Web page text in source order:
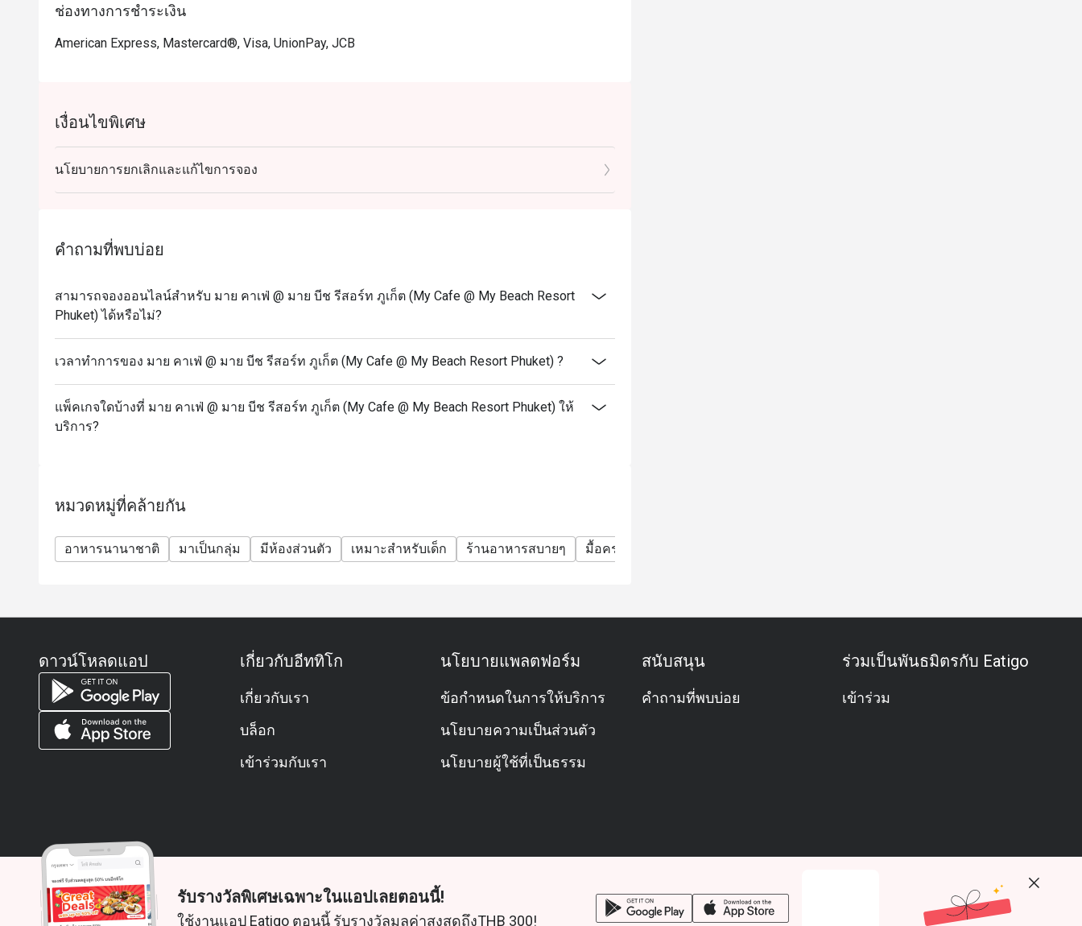
ช่องทางการชำระเงิน
American Express, Mastercard®, Visa, UnionPay, JCB
เงื่อนไขพิเศษ
นโยบายการยกเลิกและแก้ไขการจอง
คำถามที่พบบ่อย
สามารถจองออนไลน์สำหรับ มาย คาเฟ่ @ มาย บีช รีสอร์ท ภูเก็ต (My Cafe @ My Beach Resort
Phuket) ได้หรือไม่?
เวลาทำการของ มาย คาเฟ่ @ มาย บีช รีสอร์ท ภูเก็ต (My Cafe @ My Beach Resort Phuket) ?
แพ็คเกจใดบ้างที่ มาย คาเฟ่ @ มาย บีช รีสอร์ท ภูเก็ต (My Cafe @ My Beach Resort Phuket) ให้
บริการ?
หมวดหมู่ที่คล้ายกัน
อาหารนานาชาติ มาเป็นกลุ่ม มีห้องส่วนตัว เหมาะสำหรับเด็ก ร้านอาหารสบายๆ มื้อครอบครัว
ดาวน์โหลดแอป เกี่ยวกับอีททิโก
เกี่ยวกับเรา
บล็อก
เข้าร่วมกับเรา
นโยบายแพลตฟอร์ม
ข้อกำหนดในการให้บริการ
นโยบายความเป็นส่วนตัว
นโยบายผู้ใช้ที่เป็นธรรม
สนับสนุน
คำถามที่พบบ่อย
ร่วมเป็นพันธมิตรกับ Eatigo
เข้าร่วม
© 2026 Zoek. สงวนลิขสิทธิ์
รับรางวัลพิเศษเฉพาะในแอปเลยตอนนี้!
ใช้งานแอป Eatigo ตอนนี้ รับรางวัลมูลค่าสูงสุดถึงTHB 300!